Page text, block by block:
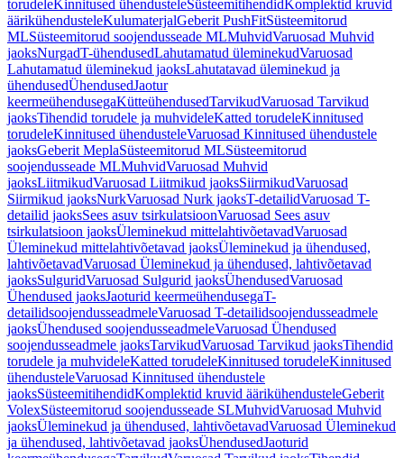
torudeleKinnitused ühendusteleSüsteemitihendidKomplektid kruvid
äärikühendusteleKulumaterjalGeberit PushFitSüsteemitorud
MLSüsteemitorud soojendusseade MLMuhvidVaruosad Muhvid
jaoksNurgadT-ühendusedLahutamatud üleminekudVaruosad
Lahutamatud üleminekud jaoksLahutatavad üleminekud ja
ühendusedÜhendusedJaotur
keermeühendusegaKütteühendusedTarvikudVaruosad Tarvikud
jaoksTihendid torudele ja muhvideleKatted torudeleKinnitused
torudeleKinnitused ühendusteleVaruosad Kinnitused ühendustele
jaoksGeberit MeplaSüsteemitorud MLSüsteemitorud
soojendusseade MLMuhvidVaruosad Muhvid
jaoksLiitmikudVaruosad Liitmikud jaoksSiirmikudVaruosad
Siirmikud jaoksNurkVaruosad Nurk jaoksT-detailidVaruosad T-
detailid jaoksSees asuv tsirkulatsioonVaruosad Sees asuv
tsirkulatsioon jaoksÜleminekud mittelahtivõetavadVaruosad
Üleminekud mittelahtivõetavad jaoksÜleminekud ja ühendused,
lahtivõetavadVaruosad Üleminekud ja ühendused, lahtivõetavad
jaoksSulguridVaruosad Sulgurid jaoksÜhendusedVaruosad
Ühendused jaoksJaoturid keermeühendusegaT-
detailidsoojendusseadmeleVaruosad T-detailidsoojendusseadmele
jaoksÜhendused soojendusseadmeleVaruosad Ühendused
soojendusseadmele jaoksTarvikudVaruosad Tarvikud jaoksTihendid
torudele ja muhvideleKatted torudeleKinnitused torudeleKinnitused
ühendusteleVaruosad Kinnitused ühendustele
jaoksSüsteemitihendidKomplektid kruvid äärikühendusteleGeberit
VolexSüsteemitorud soojendusseade SLMuhvidVaruosad Muhvid
jaoksÜleminekud ja ühendused, lahtivõetavadVaruosad Üleminekud
ja ühendused, lahtivõetavad jaoksÜhendusedJaoturid